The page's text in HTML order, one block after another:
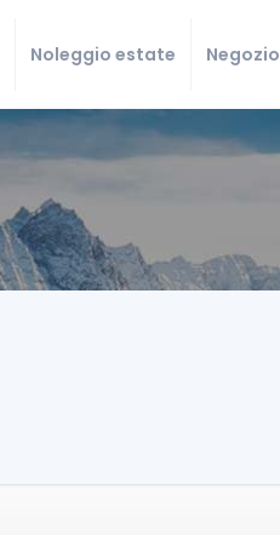
Noleggio estate Negozio